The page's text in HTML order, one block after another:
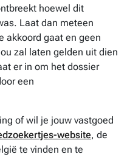
hoewel dit
Laat dan meteen
akkoord gaat en geen
zal laten gelden uit dien
er in om het dossier
een
of wil je jouw vastgoed
website, de
te vinden en te